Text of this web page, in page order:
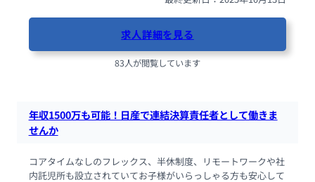
求人詳細を見る
83人が閲覧しています
年収1500万も可能！日産で連結決算責任者として働きま
せんか
コアタイムなしのフレックス、半休制度、リモートワークや社
内託児所も設立されていてお子様がいらっしゃる方も安心して